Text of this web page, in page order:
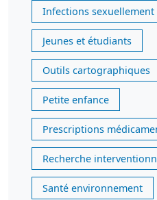
Infections
Jeunes et étudiants
Outils cartographiques
Petite enfance
Prescriptions
Recherche
Santé environnement